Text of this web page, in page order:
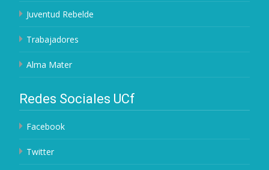
Juventud Rebelde
Trabajadores
Alma Mater
Redes Sociales UCf
Facebook
Twitter